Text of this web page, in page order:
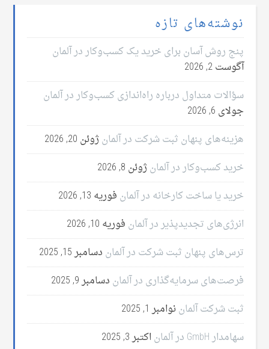
نوشته‌های تازه
پنج روش آسان برای خرید یک کسب‌وکار در آلمان
آگوست 2, 2026
سؤالات متداول درباره راه‌اندازی کسب‌وکار در آلمان
جولای 6, 2026
هزینه‌های پنهان ثبت شرکت در آلمان ژوئن 20, 2026
خرید کسب‌وکار در آلمان ژوئن 8, 2026
خرید یا ساخت کارخانه در آلمان فوریه 13, 2026
انرژی‌های تجدیدپذیر در آلمان فوریه 10, 2026
ترس‌های پنهان ثبت شرکت در آلمان دسامبر 15, 2025
فرصت‌های سرمایه‌گذاری در آلمان دسامبر 9, 2025
ثبت شرکت آلماننوامبر 1, 2025
سهامدار GmbH در آلمان
اکتبر 3, 2025